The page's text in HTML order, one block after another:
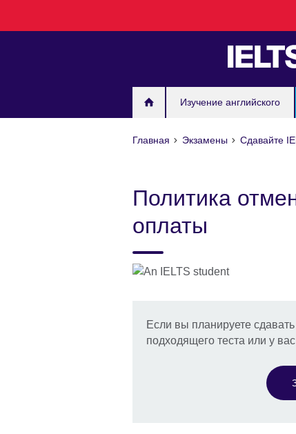
Изучение английского
Главная Экзамены Сдавайте
Политика
оплаты
Если вы планируете
подходящего теста или у